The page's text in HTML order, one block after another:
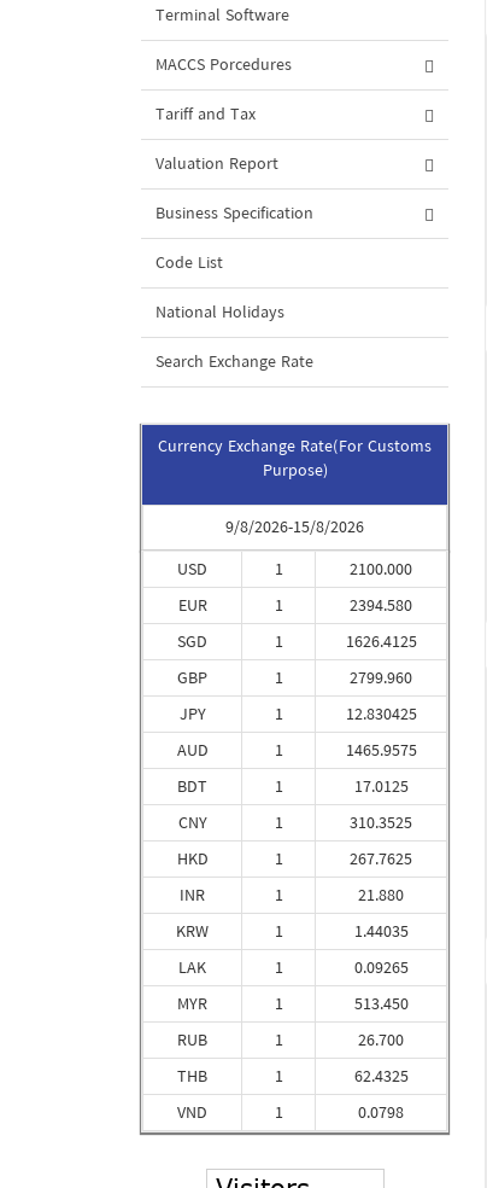
Terminal Software
MACCS Porcedures
Tariff and Tax
Valuation Report
Business Specification
Code List
National Holidays
Search Exchange Rate
Currency Exchange Rate(For Customs
Purpose)
9/8/2026-15/8/2026
USD
EUR
SGD
GBP
JPY
AUD
BDT
CNY
HKD
INR
KRW
LAK
MYR
RUB
THB
VND
1
1
1
1
1
1
1
1
1
1
1
1
1
1
1
1
2100.000
2394.580
1626.4125
2799.960
12.830425
1465.9575
17.0125
310.3525
267.7625
21.880
1.44035
0.09265
513.450
26.700
62.4325
0.0798